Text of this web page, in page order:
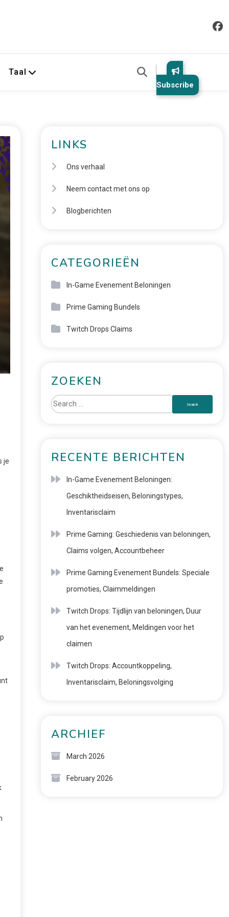
Taal
Subscribe
je
LINKS
Ons verhaal
Neem contact met ons op
Blogberichten
CATEGORIEËN
In-Game Evenement Beloningen
Prime Gaming Bundels
Twitch Drops Claims
ZOEKEN
RECENTE BERICHTEN
In-Game Evenement Beloningen:
Geschiktheidseisen, Beloningstypes,
Inventarisclaim
Prime Gaming: Geschiedenis van beloningen,
Claims volgen, Accountbeheer
Prime Gaming Evenement Bundels: Speciale
promoties, Claimmeldingen
Twitch Drops: Tijdlijn van beloningen, Duur
van het evenement, Meldingen voor het
claimen
Twitch Drops: Accountkoppeling,
Inventarisclaim, Beloningsvolging
ARCHIEF
March 2026
February 2026